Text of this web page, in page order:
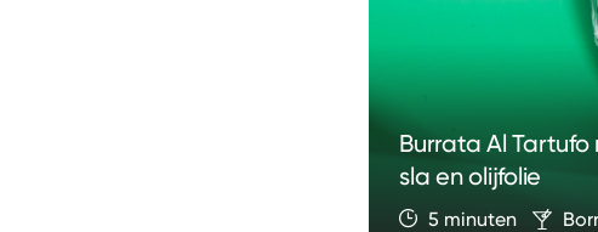
Burrata Al
sla en olijfolie
5 minuten